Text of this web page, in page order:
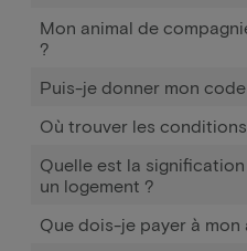
Mon animal de
?
Puis-je donner mon
Où trouver les conditions
Quelle est la
un logement ?
Que dois-je payer à mon